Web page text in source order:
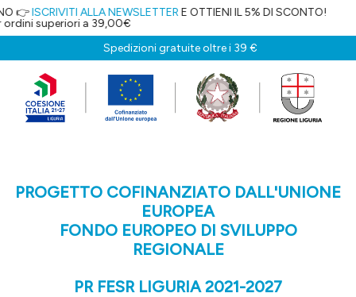
ALLA NEWSLETTERE OTTIENI IL 5% DI SCONTO!
a 39,00€
Spedizioni gratuite oltre i 39 €
PROGETTO COFINANZIATO DALL'UNIONE
EUROPEA
FONDO EUROPEO DI SVILUPPO
REGIONALE
PR FESR LIGURIA 2021-2027